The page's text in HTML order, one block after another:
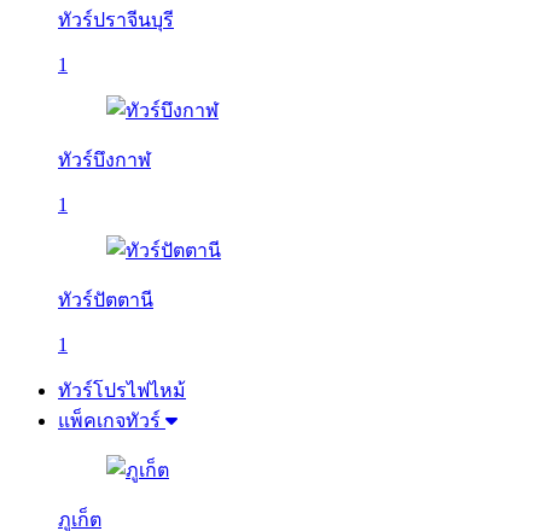
ทัวร์ปราจีนบุรี
1
ทัวร์บึงกาฬ
1
ทัวร์ปัตตานี
1
ทัวร์โปรไฟไหม้
แพ็คเกจทัวร์
ภูเก็ต